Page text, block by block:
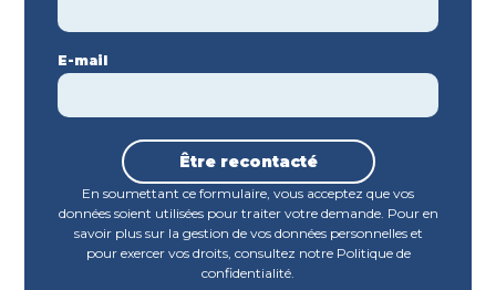
E-mail
Être recontacté
En soumettant ce formulaire, vous acceptez que vos
données soient utilisées pour traiter votre demande. Pour en
savoir plus sur la gestion de vos données personnelles et
pour exercer vos droits, consultez notre Politique de
confidentialité.